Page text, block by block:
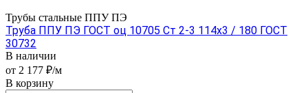
Трубы стальные ППУ ПЭ
Труба ППУ ПЭ ГОСТ оц 10705 Ст 2-3 114x3 / 180 ГОСТ
30732
В наличии
от 2 177 ₽/м
В корзину